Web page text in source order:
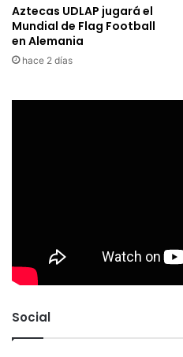
Aztecas UDLAP jugará el
Mundial de Flag Football
en Alemania
hace 2 días
Social